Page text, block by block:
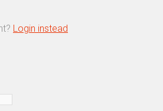
Login instead